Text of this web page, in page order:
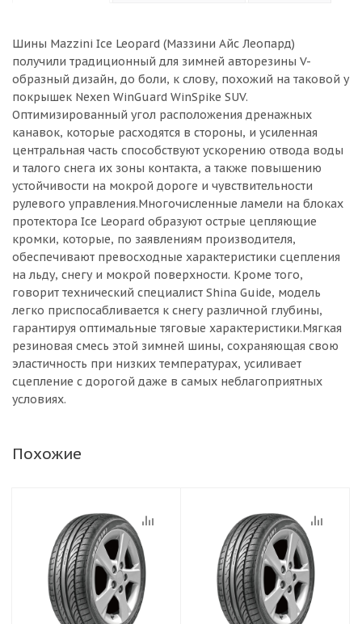
Шины Mazzini Ice Leopard (Маззини Айс Леопард)
получили традиционный для зимней авторезины V-
образный дизайн, до боли, к слову, похожий на таковой у
покрышек Nexen WinGuard WinSpike SUV.
Оптимизированный угол расположения дренажных
канавок, которые расходятся в стороны, и усиленная
центральная часть способствуют ускорению отвода воды
и талого снега их зоны контакта, а также повышению
устойчивости на мокрой дороге и чувствительности
рулевого управления.Многочисленные ламели на блоках
протектора Ice Leopard образуют острые цепляющие
кромки, которые, по заявлениям производителя,
обеспечивают превосходные характеристики сцепления
на льду, снегу и мокрой поверхности. Кроме того,
говорит технический специалист Shina Guide, модель
легко приспосабливается к снегу различной глубины,
гарантируя оптимальные тяговые характеристики.Мягкая
резиновая смесь этой зимней шины, сохраняющая свою
эластичность при низких температурах, усиливает
сцепление с дорогой даже в самых неблагоприятных
условиях.
Похожие